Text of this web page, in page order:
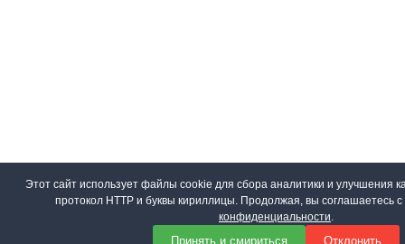
Этот сайт использует файлы cookie для сбора аналитики и улучшения
протокол HTTP и буквы кириллицы. Продолжая, вы соглашаетесь
конфиденциальности.
Принять и смириться Отклонить